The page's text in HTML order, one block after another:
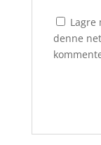
Lagre
denne